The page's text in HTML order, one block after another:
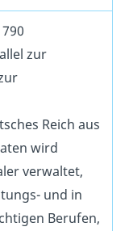
zur
Reich aus
wird
verwaltet,
und in
Berufen,